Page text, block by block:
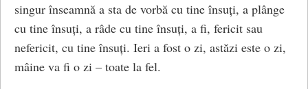
singur înseamnă a sta de vorbă cu tine însuți, a plânge
cu tine însuți, a râde cu tine însuți, a fi, fericit sau
nefericit, cu tine însuți. Ieri a fost o zi, astăzi este o zi,
mâine va fi o zi – toate la fel.